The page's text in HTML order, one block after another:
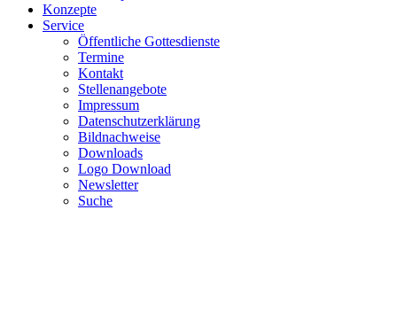
Konzepte
Service
Öffentliche Gottesdienste
Termine
Kontakt
Stellenangebote
Impressum
Datenschutzerklärung
Bildnachweise
Downloads
Logo Download
Newsletter
Suche